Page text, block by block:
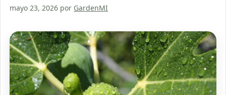
mayo 23, 2026 por GardenMI